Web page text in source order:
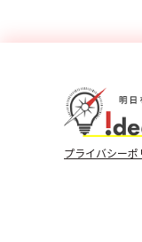
プライバシーポ